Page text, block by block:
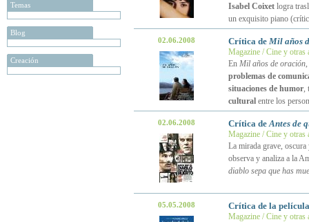
Temas
Blog
Creación
Isabel Coixetlogra
un exquisito piano
02.06.2008 Crítica de Mil años
Magazine / Cine y otras
En Mil años de oración,
problemas de
situaciones de humor,
culturalentre los
02.06.2008 Crítica deAntes de
Magazine / Cine y otras
La mirada grave,
observa y analiza a la
diablo sepa que has
05.05.2008 Crítica de la
Magazine / Cine y otras